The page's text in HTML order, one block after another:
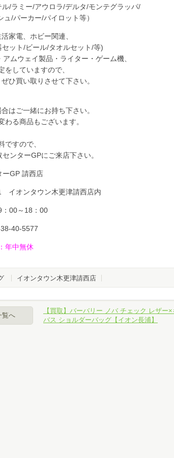
/ラミー/アウロラ/デルタ/モンテグラッパ/
/パーカー/パイロット等）
家電、ホビー関連、
ット/ビール/タオルセット/等)
ムウェイ製品・ライター・ゲーム機、
をしていますので、
ひ買い取りさせて下さい。
はご一緒にお持ち下さい。
わる商品もございます。
ですので、
ンターGPにご来店下さい。
ーGP 請西店
イオンタウン木更津請西店内
00～18：00
40-5577
：年中無休
イオンタウン木更津請西店
覧へ
【買取】バーバリー ノバ チェック レザー×
バス ショルダーバッグ【イオン長浦】